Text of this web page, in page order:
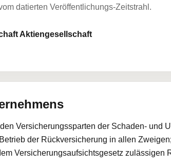
datierten Veröffentlichungs-Zeitstrahl.
Aktiengesellschaft
Versicherungssparten der Schaden- und
der Rückversicherung in allen
Versicherungsaufsichtsgesetz zulässigen